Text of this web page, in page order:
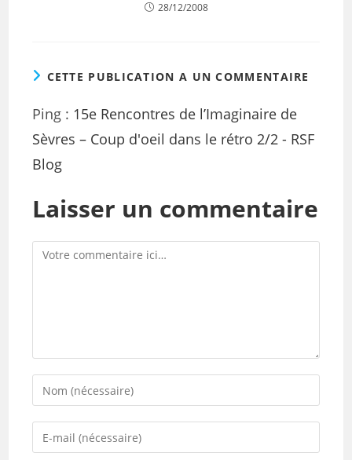
28/12/2008
CETTE PUBLICATION A UN COMMENTAIRE
Ping : 15e Rencontres de l’Imaginaire de
Sèvres – Coup d'oeil dans le rétro 2/2 - RSF
Blog
Laisser un commentaire